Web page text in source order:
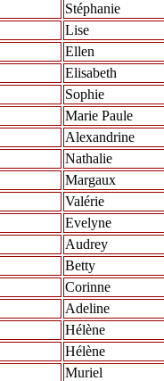
Stéphanie
Lise
Ellen
Elisabeth
Sophie
Marie Paule
Alexandrine
Nathalie
Margaux
Valérie
Evelyne
Audrey
Betty
Corinne
Adeline
Hélène
Hélène
Muriel